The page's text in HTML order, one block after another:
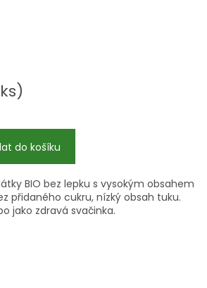
do košíku
BIO bez lepku s vysokým obsahem
přidaného cukru, nízký obsah tuku.
jako zdravá svačinka.